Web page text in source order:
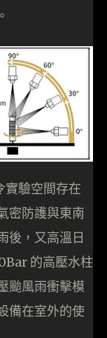
實驗空間存在
密防護與東南
後，又高溫日
的高壓水柱
颱風雨衝擊模
備在室外的使